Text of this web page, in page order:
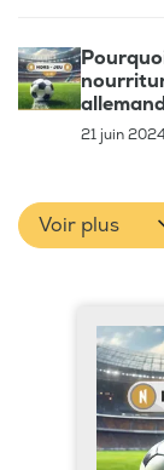
21 juin
Voir plus